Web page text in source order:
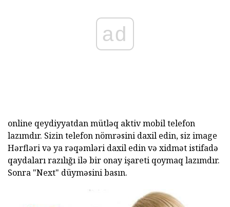
ad
online qeydiyyatdan mütləq aktiv mobil telefon
lazımdır. Sizin telefon nömrəsini daxil edin, siz image
Hərfləri və ya rəqəmləri daxil edin və xidmət istifadə
qaydaları razılığı ilə bir onay işareti qoymaq lazımdır.
Sonra "Next" düyməsini basın.